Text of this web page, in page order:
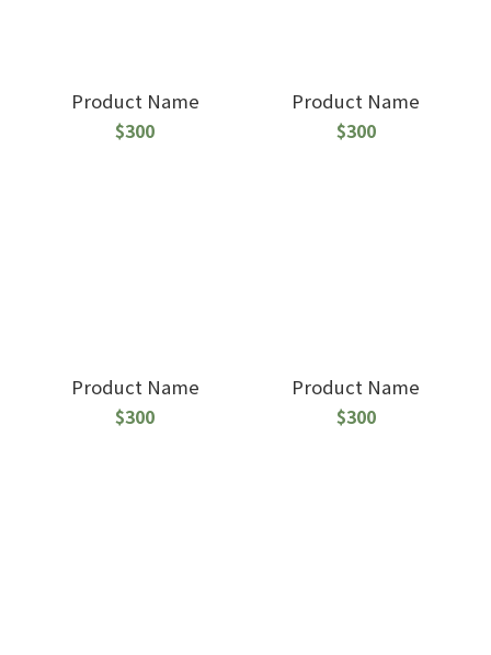
Product Name
$300
Product Name
$300
Product Name
$300
Product Name
$300